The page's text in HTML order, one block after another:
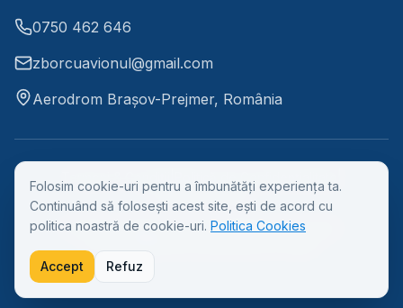
0750 462 646
zborcuavionul@gmail.com
Aerodrom Brașov-Prejmer, România
Politică Cookies
© 2026Fly With Us.Toate drepturile rezervate.
Folosim cookie-uri pentru a îmbunătăți experiența ta.
Continuând să folosești acest site, ești de acord cu
politica noastră de cookie-uri. Politica Cookies
Accept Refuz